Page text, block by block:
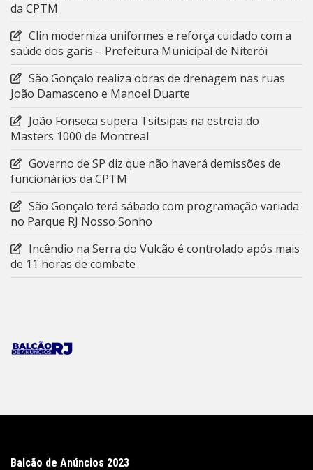
da CPTM
Clin moderniza uniformes e reforça cuidado com a
saúde dos garis – Prefeitura Municipal de Niterói
São Gonçalo realiza obras de drenagem nas ruas
João Damasceno e Manoel Duarte
João Fonseca supera Tsitsipas na estreia do
Masters 1000 de Montreal
Governo de SP diz que não haverá demissões de
funcionários da CPTM
São Gonçalo terá sábado com programação variada
no Parque RJ Nosso Sonho
Incêndio na Serra do Vulcão é controlado após mais
de 11 horas de combate
Balcão de Anúncios 2023